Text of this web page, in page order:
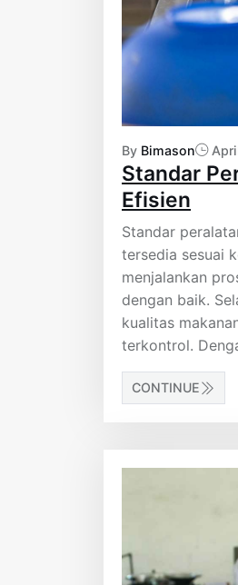
By Bimason
Standar
Efisien
Standar
tersedia sesuai
menjalankan
dengan baik.
kualitas
terkontrol.
CONTINUE